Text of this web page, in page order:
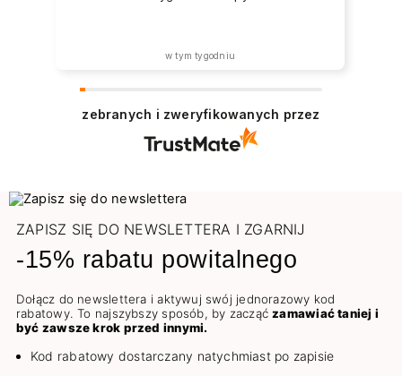
w tym tygodniu
zebranych i zweryfikowanych przez
ZAPISZ SIĘ DO NEWSLETTERA I ZGARNIJ
-15% rabatu powitalnego
Dołącz do newslettera i aktywuj swój jednorazowy kod
rabatowy. To najszybszy sposób, by zacząćzamawiać taniej i
być zawsze krok przed innymi.
Kod rabatowy dostarczany natychmiast po zapisie